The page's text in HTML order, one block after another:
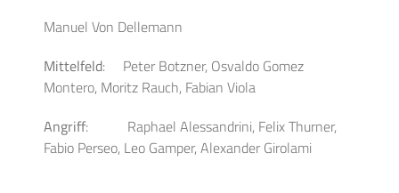
Manuel Von Dellemann
Mittelfeld: Peter Botzner, Osvaldo Gomez
Montero, Moritz Rauch, Fabian Viola
Angriff: Raphael Alessandrini, Felix Thurner,
Fabio Perseo, Leo Gamper, Alexander Girolami